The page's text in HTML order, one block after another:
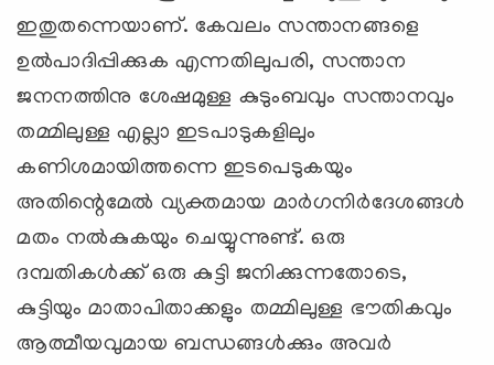
ഇതുതന്നെയാണ്. കേവലം സന്താനങ്ങളെ
ഉല്‍പാദിപ്പിക്കുക എന്നതിലുപരി, സന്താന
ജനനത്തിനു ശേഷമുള്ള കുടുംബവും സന്താനവും
തമ്മിലുള്ള എല്ലാ ഇടപാടുകളിലും
കണിശമായിത്തന്നെ ഇടപെടുകയും
അതിന്റെമേല്‍ വ്യക്തമായ മാര്‍ഗനിര്‍ദേശങ്ങള്‍
മതം നല്‍കുകയും ചെയ്യുന്നുണ്ട്. ഒരു
ദമ്പതികള്‍ക്ക് ഒരു കുട്ടി ജനിക്കുന്നതോടെ,
കുട്ടിയും മാതാപിതാക്കളും തമ്മിലുള്ള ഭൗതികവും
ആത്മീയവുമായ ബന്ധങ്ങള്‍ക്കും അവര്‍